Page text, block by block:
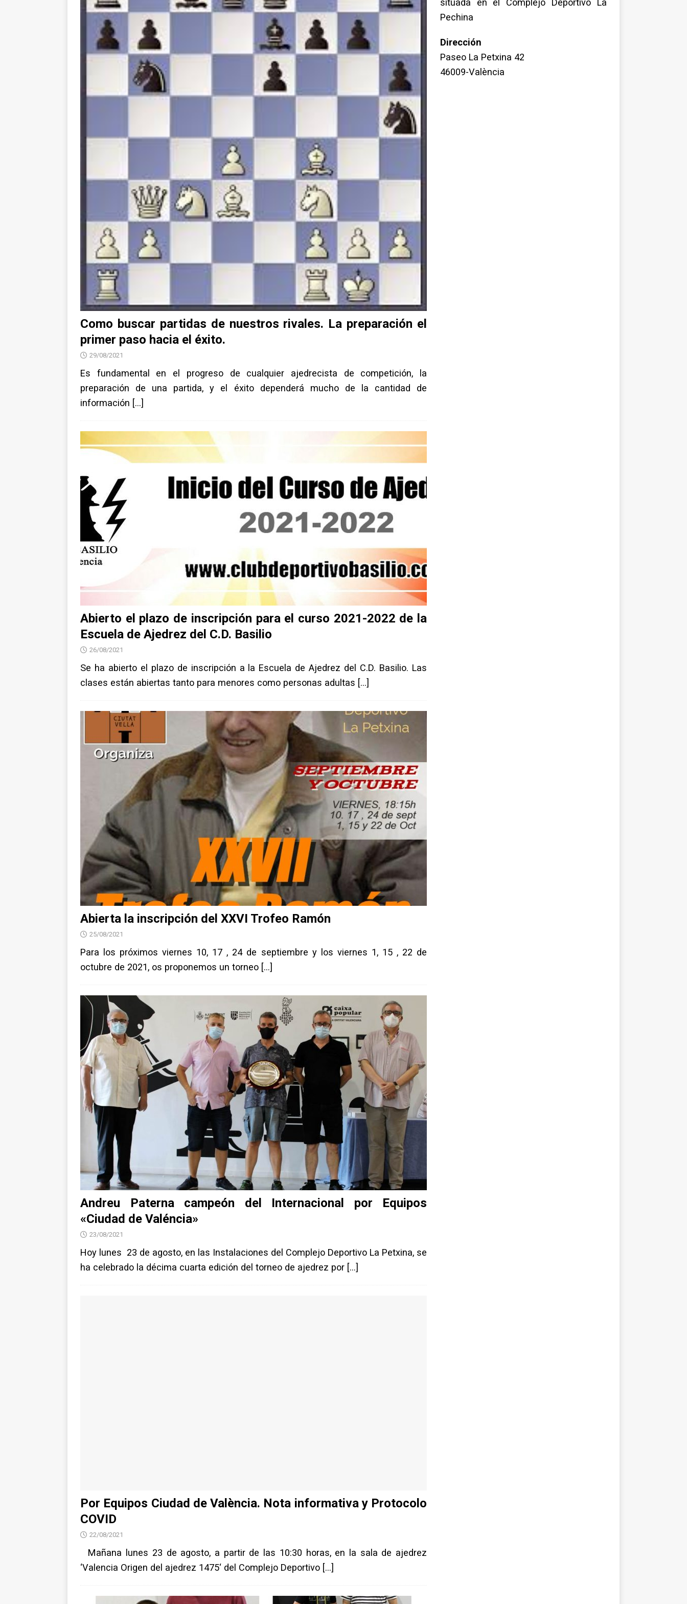
Como buscar partidas de nuestros rivales. La preparación el
primer paso hacia el éxito.
29/08/2021
Es fundamental en el progreso de cualquier ajedrecista de competición, la
preparación de una partida, y el éxito dependerá mucho de la cantidad de
información […]
Abierto el plazo de inscripción para el curso 2021-2022 de la
Escuela de Ajedrez del C.D. Basilio
26/08/2021
Se ha abierto el plazo de inscripción a la Escuela de Ajedrez del C.D. Basilio. Las
clases están abiertas tanto para menores como personas adultas […]
Abierta la inscripción del XXVI Trofeo Ramón
25/08/2021
Para los próximos viernes 10, 17 , 24 de septiembre y los viernes 1, 15 , 22 de
octubre de 2021, os proponemos un torneo […]
Andreu Paterna campeón del Internacional por Equipos
«Ciudad de Valéncia»
23/08/2021
Hoy lunes 23 de agosto, en las Instalaciones del Complejo Deportivo La Petxina, se
ha celebrado la décima cuarta edición del torneo de ajedrez por […]
Por Equipos Ciudad de València. Nota informativa y Protocolo
COVID
22/08/2021
Mañana lunes 23 de agosto, a partir de las 10:30 horas, en la sala de ajedrez
‘Valencia Origen del ajedrez 1475‘ del Complejo Deportivo […]
situada en el Complejo Deportivo La
Pechina
Dirección
Paseo La Petxina 42
46009-València